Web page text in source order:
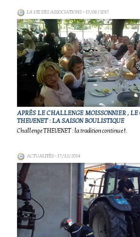
LA VIE DES ASSOCIATIONS- 13/06/2017
APRÈS LE CHALLENGE MOISSONNIER ,
THEVENET : LA SAISON BOULISTIQUE
Challenge THEVENET : la tradition continue !.
ACTUALITÉS- 17/12/2014